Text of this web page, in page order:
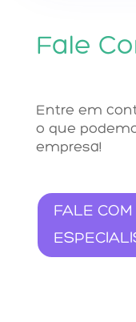
Fale
Entre em
o que
empresa!
FALE